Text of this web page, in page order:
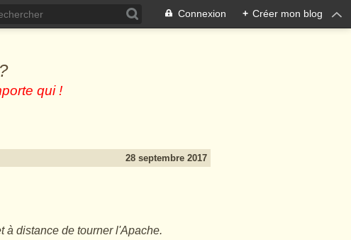
Connexion + Créer mon blog
qui !
28 septembre 2017
à distance de tourner l'Apache.